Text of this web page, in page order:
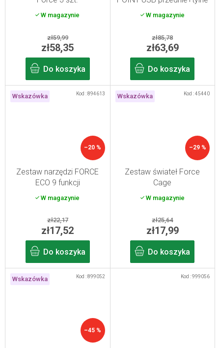
W magazynie
zł59,99
zł58,35
Do koszyka
W magazynie
zł85,78
zł63,69
Do koszyka
Wskazówka
–20 %
Zestaw narzędzi FORCE
ECO 9 funkcji
W magazynie
zł22,17
zł17,52
Do koszyka
Kod :894613 Wskazówka
–29 %
Zestaw świateł Force
Cage
W magazynie
zł25,64
zł17,99
Do koszyka
Kod :45440
Wskazówka
–45 %
Kod :899052 Kod :999056